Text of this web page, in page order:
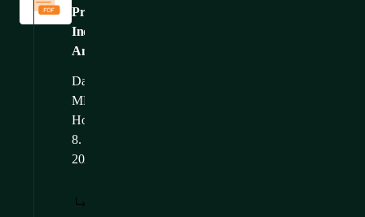
Produktkatalog:
Industrielle
Anwendungen
Dateigröße: 20,56
MB
Hochgeladen: 19.
8.
2025